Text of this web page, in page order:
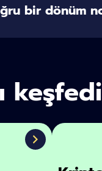
bir dönüm